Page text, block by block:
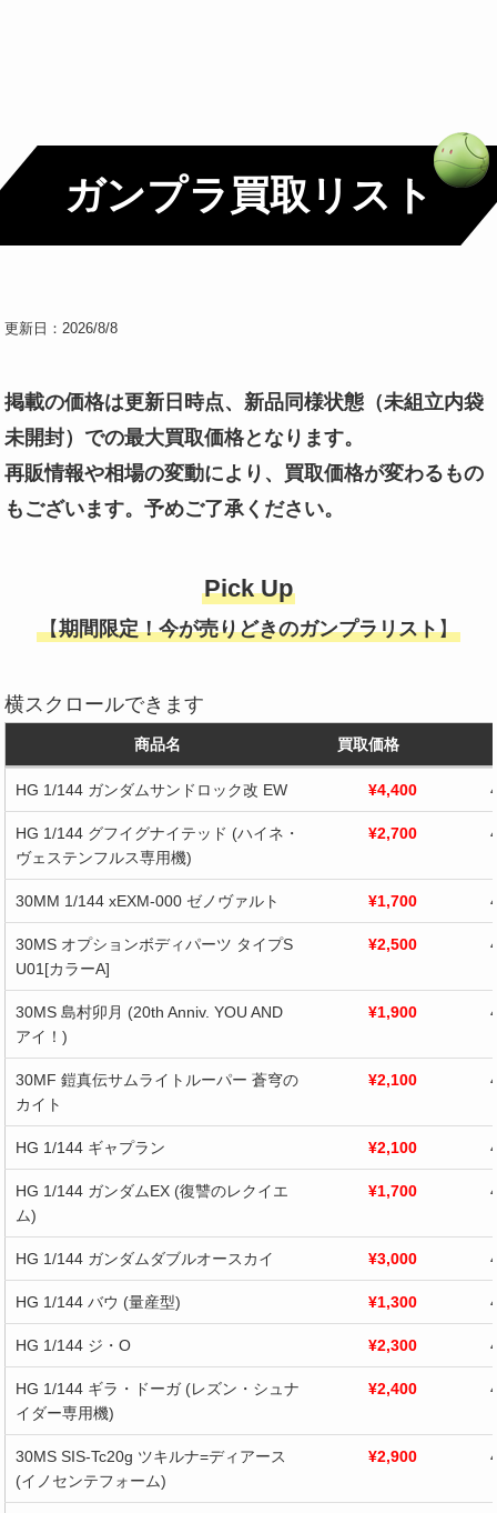
ガンプラ買取リスト
更新日：2026/8/8
掲載の価格は更新日時点、新品同様状態（未組立内袋
未開封）での最大買取価格となります。
再販情報や相場の変動により、買取価格が変わるもの
もございます。予めご了承ください。
Pick Up
【期間限定！今が売りどきのガンプラリスト】
横スクロールできます
商品名
買取価格
HG 1/144 ガンダムサンドロック改 EW ¥4,400
HG 1/144 グフイグナイテッド (ハイネ・
ヴェステンフルス専用機)
¥2,700
30MM 1/144 xEXM-000 ゼノヴァルト ¥1,700
30MS オプションボディパーツ タイプS
U01[カラーA]
¥2,500
30MS 島村卯月 (20th Anniv. YOU AND
アイ！)
¥1,900
30MF 鎧真伝サムライトルーパー 蒼穹の
カイト
¥2,100
HG 1/144 ギャプラン ¥2,100
HG 1/144 ガンダムEX (復讐のレクイエ
ム)
¥1,700
HG 1/144 ガンダムダブルオースカイ ¥3,000
HG 1/144 バウ (量産型) ¥1,300
HG 1/144 ジ・O ¥2,300
HG 1/144 ギラ・ドーガ (レズン・シュナ
イダー専用機)
¥2,400
30MS SIS-Tc20g ツキルナ=ディアース
(イノセンテフォーム)
¥2,900